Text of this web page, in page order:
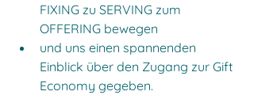
FIXING zu SERVING zum
OFFERING bewegen
und uns einen spannenden
Einblick über den Zugang zur Gift
Economy gegeben.